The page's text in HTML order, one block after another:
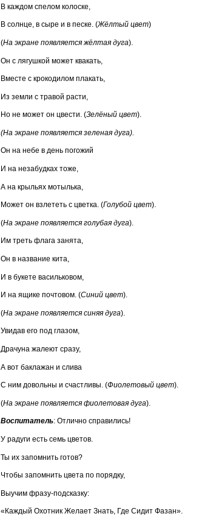
В каждом спелом колоске,
В солнце, в сыре и в песке. (Жёлтый цвет)
(На экране появляется жёлтая дуга).
Он с лягушкой может квакать,
Вместе с крокодилом плакать,
Из земли с травой расти,
Но не может он цвести. (Зелёный цвет).
(На экране появляется зеленая дуга).
Он на небе в день погожий
И на незабудках тоже,
А на крыльях мотылька,
Может он взлететь с цветка. (Голубой цвет).
(На экране появляется голубая дуга).
Им треть флага занята,
Он в название кита,
И в букете васильковом,
И на ящике почтовом. (Синий цвет).
(На экране появляется синяя дуга).
Увидав его под глазом,
Драчуна жалеют сразу,
А вот баклажан и слива
С ним довольны и счастливы. (Фиолетовый цвет).
(На экране появляется фиолетовая дуга).
Воспитатель: Отлично справились!
У радуги есть семь цветов.
Ты их запомнить готов?
Чтобы запомнить цвета по порядку,
Выучим фразу-подсказку:
«Каждый Охотник Желает Знать, Где Сидит Фазан».